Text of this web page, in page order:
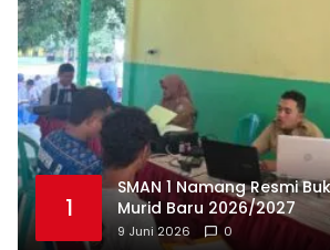
1
SMAN 1 Namang Resmi
Murid Baru 2026/2027
9 Juni 2026 0